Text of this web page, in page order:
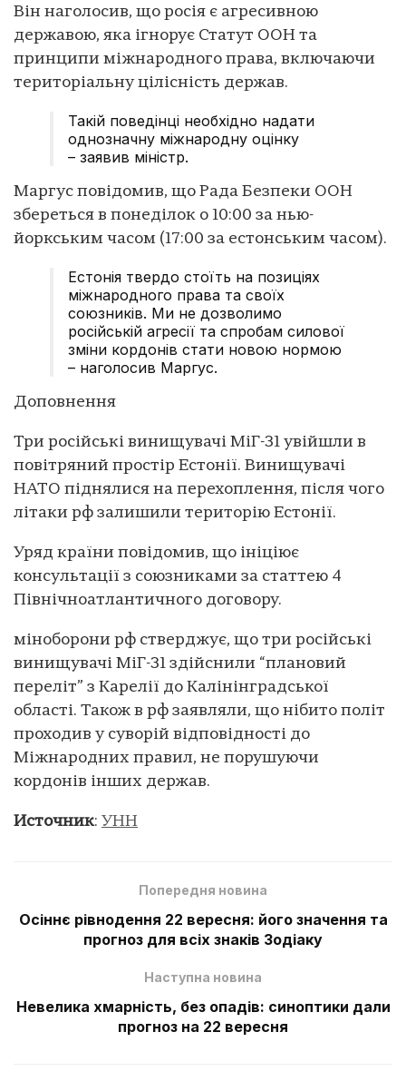
Він наголосив, що росія є агресивною
державою, яка ігнорує Статут ООН та
принципи міжнародного права, включаючи
територіальну цілісність держав.
Такій поведінці необхідно надати
однозначну міжнародну оцінку
– заявив міністр.
Маргус повідомив, що Рада Безпеки ООН
збереться в понеділок о 10:00 за нью-
йоркським часом (17:00 за естонським часом).
Естонія твердо стоїть на позиціях
міжнародного права та своїх
союзників. Ми не дозволимо
російській агресії та спробам силової
зміни кордонів стати новою нормою
– наголосив Маргус.
Доповнення
Три російські винищувачі МіГ-31 увійшли в
повітряний простір Естонії. Винищувачі
НАТО піднялися на перехоплення, після чого
літаки рф залишили територію Естонії.
Уряд країни повідомив, що ініціює
консультації з союзниками за статтею 4
Північноатлантичного договору.
міноборони рф стверджує, що три російські
винищувачі МіГ-31 здійснили “плановий
переліт” з Карелії до Калінінградської
області. Також в рф заявляли, що нібито політ
проходив у суворій відповідності до
Міжнародних правил, не порушуючи
кордонів інших держав.
Источник: УНН
Попередня новина
Осіннє рівнодення 22 вересня: його значення та
прогноз для всіх знаків Зодіаку
Наступна новина
Невелика хмарність, без опадів: синоптики дали
прогноз на 22 вересня